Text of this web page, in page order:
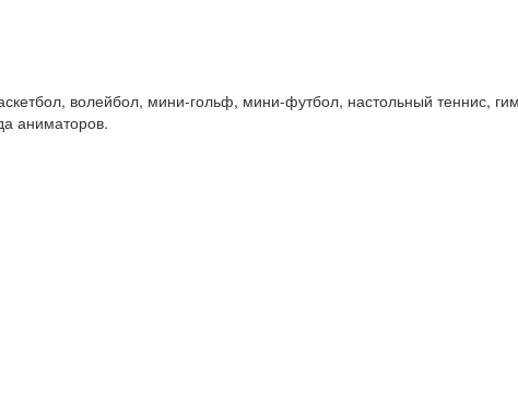
волейбол, мини-гольф, мини-футбол, настольный теннис,
аниматоров.